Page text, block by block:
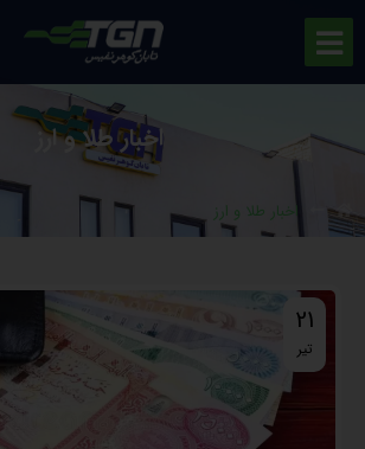
اخبار طلا و ارز
اخبار طلا و ارز
21
تیر